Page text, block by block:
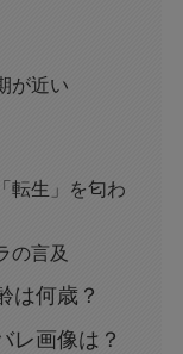
が近い
転生」を匂わ
の言及
は何歳？
レ画像は？